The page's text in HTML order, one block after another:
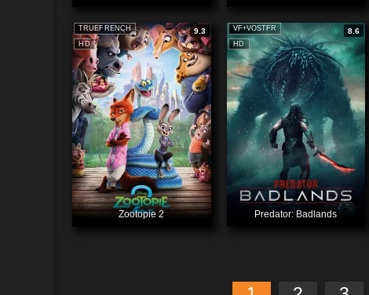
HD
TRUEFRENCH 9.3
Zootopie 2
HD
VF+VOSTFR 8.6
Predator: Badlands